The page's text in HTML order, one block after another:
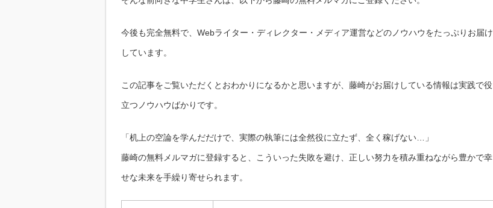
今後も完全無料で、Webライター・ディレクター・メディア運営などのノウハウをたっぷりお届け
しています。
この記事をご覧いただくとおわかりになるかと思いますが、藤崎がお届けしている情報は実践で役
立つノウハウばかりです。
「机上の空論を学んだだけで、実際の執筆には全然役に立たず、全く稼げない…」
藤崎の無料メルマガに登録すると、こういった失敗を避け、正しい努力を積み重ねながら豊かで幸
せな未来を手繰り寄せられます。